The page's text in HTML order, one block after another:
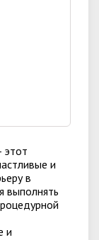
этот
и
в
выполнять
и